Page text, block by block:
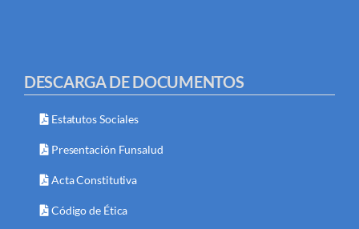
DESCARGA DE DOCUMENTOS
Estatutos Sociales
Presentación Funsalud
Acta Constitutiva
Código de Ética